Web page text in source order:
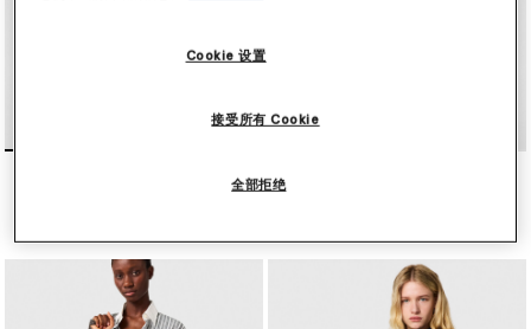
스
Cookie 设置
全部拒绝
接受所有 Cookie